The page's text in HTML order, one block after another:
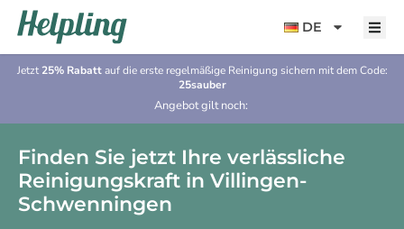
springen
DE
Jetzt 25% Rabattauf die erste regelmäßige Reinigung sichern mit dem Code:
25sauber
Angebot gilt noch:
Finden Sie jetzt Ihre verlässliche
Reinigungskraft in Villingen-
Schwenningen